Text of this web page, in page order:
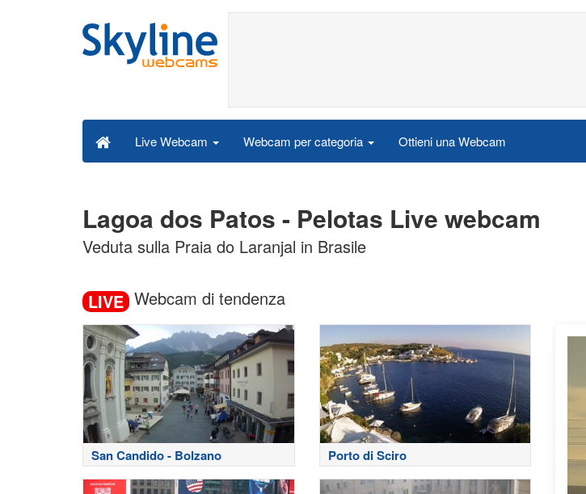
Live Webcam Webcam per categoria Ottieni una Webcam
Lagoa dos Patos - Pelotas Live webcam
Veduta sulla Praia do Laranjal in Brasile
LIVE Webcam di tendenza
San Candido - Bolzano Porto di Sciro